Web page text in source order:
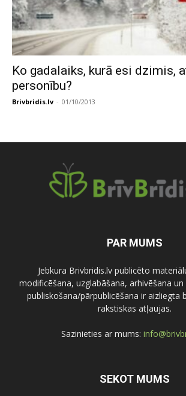
Ko gadalaiks, kurā esi dzimis,
personību?
Brivbridis.lv - 01/10/2013
PAR MUMS
Jebkura Brivbridis.lv publicēto
modificēšana, uzglabāšana, arhivēšana
publiskošana/pārpublicēšana ir aizliegta
rakstiskas atļaujas.
Sazinieties ar mums:
SEKOT MUMS